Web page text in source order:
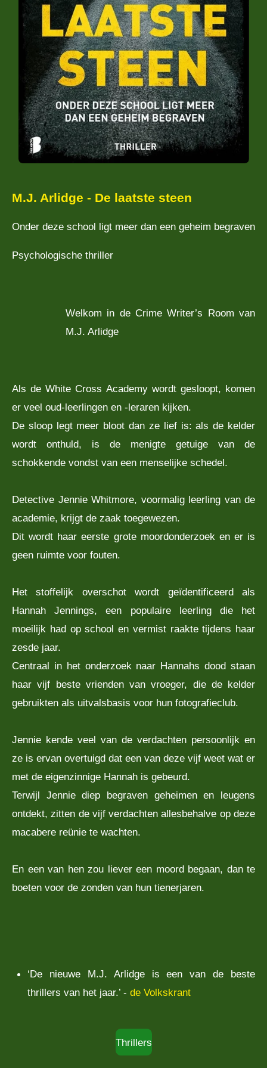
M.J. Arlidge - De laatste steen
Onder deze school ligt meer dan een geheim begraven
Psychologische thriller
Welkom in de Crime Writer’s Room van
M.J. Arlidge
Als de White Cross Academy wordt gesloopt, komen
er veel ­oud-leerlingen en -leraren kijken.
De sloop legt meer bloot dan ze lief is: als de kelder
wordt onthuld, is de menigte getuige van de
schokkende vondst van een menselijke schedel.
Detective Jennie Whitmore, voormalig leerling van de
academie, krijgt de zaak toegewezen.
Dit wordt haar eerste grote moordonderzoek en er is
geen ruimte voor fouten.
Het stoffelijk overschot wordt geïdentificeerd als
Hannah Jennings, een populaire leerling die het
moeilijk had op school en vermist raakte tijdens haar
zesde jaar.
Centraal in het onderzoek naar Hannahs dood staan
haar vijf beste vrienden van vroeger, die de kelder
gebruikten als uitvalsbasis voor hun fotografieclub.
Jennie kende veel van de verdachten persoonlijk en
ze is ervan overtuigd dat een van deze vijf weet wat er
met de eigenzinnige Hannah is gebeurd.
Terwijl Jennie diep begraven geheimen en leugens
ontdekt, zitten de vijf verdachten allesbehalve op deze
macabere reünie te wachten.
En een van hen zou liever een moord begaan, dan te
boeten voor de zonden van hun tienerjaren.
‘De nieuwe M.J. Arlidge is een van de beste
thrillers van het jaar.’ - de Volkskrant
Thrillers